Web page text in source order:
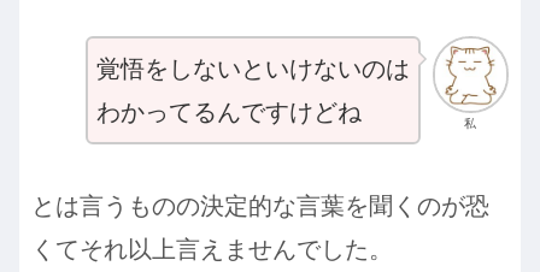
私
覚悟をしないといけないのは
わかってるんですけどね
とは言うものの決定的な言葉を聞くのが恐
くてそれ以上言えませんでした。